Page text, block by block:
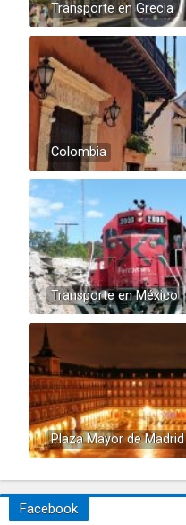
Transporte en Grecia
Colombia
Transporte en México
Plaza Mayor de Madrid
Facebook